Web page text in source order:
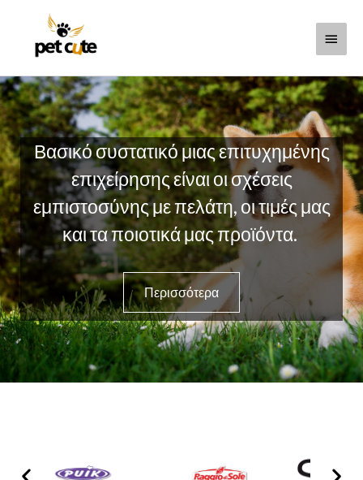
περιεχόμενο
Κύριο
Βασικό συστατικό μιας επιτυχημένης
επιχείρησης είναι οι σχέσεις
εμπιστοσύνης με πελάτη, οι τιμές μας
και τα ποιοτικά μας προϊόντα.
Περισσότερα